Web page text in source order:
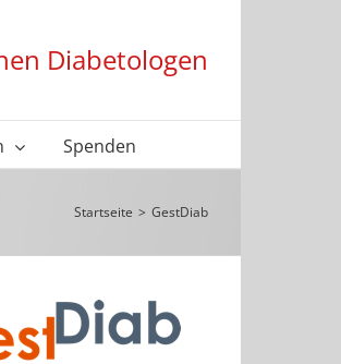
Diabetologen
Spenden
Startseite > GestDiab